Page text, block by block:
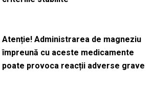
Atenție! Administrarea de magneziu
împreună cu aceste medicamente
poate provoca reacții adverse grave